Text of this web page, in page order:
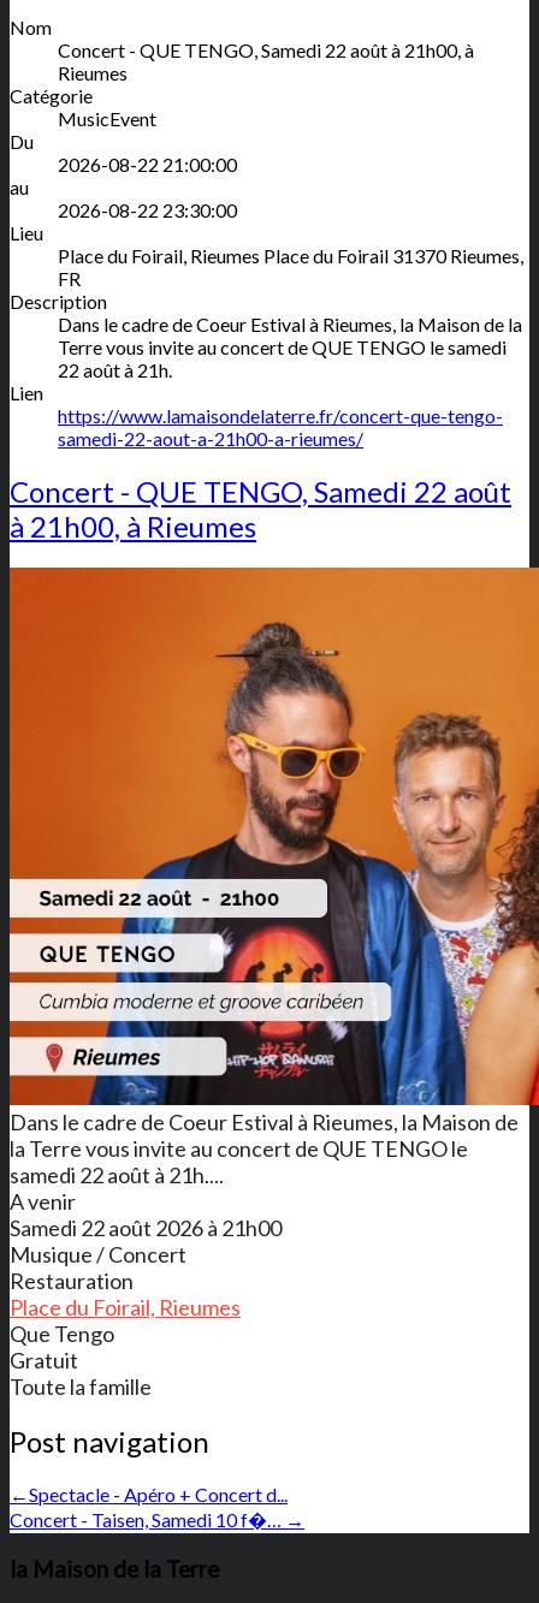
Nom
Concert - QUE TENGO, Samedi 22 août à 21h00, à
Rieumes
Catégorie
MusicEvent
Du
2026-08-22 21:00:00
au
2026-08-22 23:30:00
Lieu
Place du Foirail, Rieumes Place du Foirail 31370 Rieumes,
FR
Description
Dans le cadre de Coeur Estival à Rieumes, la Maison de la
Terre vous invite au concert de QUE TENGO le samedi
22 août à 21h.
Lien
https://www.lamaisondelaterre.fr/concert-que-tengo-
samedi-22-aout-a-21h00-a-rieumes/
Concert - QUE TENGO, Samedi 22 août
à 21h00, à Rieumes
Dans le cadre de Coeur Estival à Rieumes, la Maison de
la Terre vous invite au concert de QUE TENGO le
samedi 22 août à 21h....
A venir
Samedi 22 août 2026 à 21h00
Musique / Concert
Restauration
Place du Foirail, Rieumes
Que Tengo
Gratuit
Toute la famille
Post navigation
←Spectacle - Apéro + Concert d...
Concert - Taisen, Samedi 10 f�… →
la Maison de la Terre